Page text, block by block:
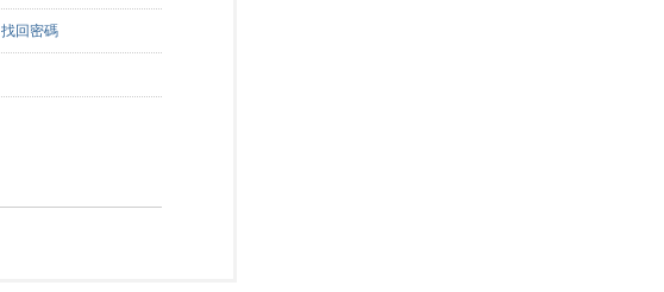
找回密碼